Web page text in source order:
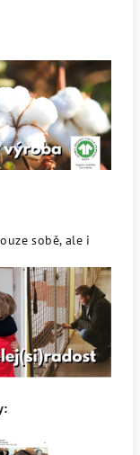
sobě, ale i